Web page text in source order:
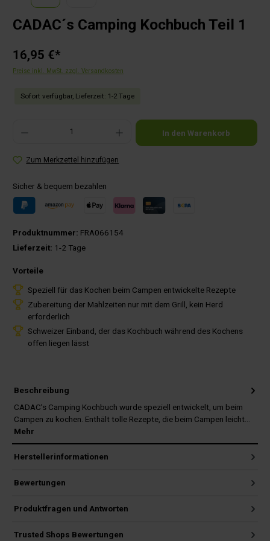
CADAC´s Camping Kochbuch Teil 1
16,95 €*
Preise inkl. MwSt. zzgl. Versandkosten
Sofort verfügbar, Lieferzeit: 1-2 Tage
Produkt Anzahl: Gib den gewünschten Wert ein oder benutze die Schaltflächen um die
In den Warenkorb
Zum Merkzettel hinzufügen
Sicher & bequem bezahlen
Produktnummer: FRA066154
Lieferzeit: 1-2 Tage
Vorteile
Speziell für das Kochen beim Campen entwickelte Rezepte
Zubereitung der Mahlzeiten nur mit dem Grill, kein Herd
erforderlich
Schweizer Einband, der das Kochbuch während des Kochens
offen liegen lässt
Beschreibung
CADAC’s Camping Kochbuch wurde speziell entwickelt, um beim
Campen zu kochen. Enthält tolle Rezepte, die beim Campen leicht…
Mehr
Herstellerinformationen
Bewertungen
Produktfragen und Antworten
Trusted Shops Bewertungen